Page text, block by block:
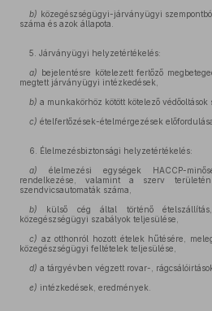
b) közegészségügyi-járványügyi
száma és azok állapota.
5. Járványügyi helyzetértékelés:
a) bejelentésre kötelezett fertőző
megtett járványügyi intézkedések,
b) a munkakörhöz kötött kötelező védőoltások
c) ételfertőzések-ételmérgezések
6. Élelmezésbiztonsági helyzetértékelés:
a) élelmezési egységek HACCP-
rendelkezése, valamint a szerv
szendvicsautomaták száma,
b) külső cég által történő
közegészségügyi szabályok teljesülése,
c) az otthonról hozott ételek hűtésére,
közegészségügyi feltételek teljesülése,
d) a tárgyévben végzett rovar-,
e) intézkedések, eredmények.